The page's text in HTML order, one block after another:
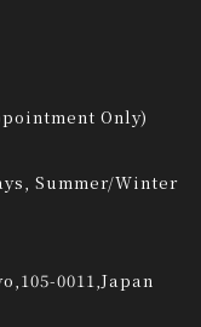
Only)
Summer/Winter
0011,Japan